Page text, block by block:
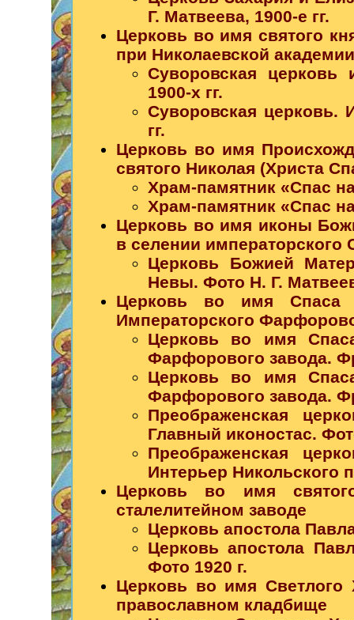
Г. Матвеева, 1900-е гг.
Церковь во имя святого
при Николаевской
Суворовская
1900-х гг.
Суворовская церковь.
гг.
Церковь во имя
святого Николая (Христа
Храм-памятник «Спас
Храм-памятник «Спас
Церковь во имя иконы
в селении императорского
Церковь Божией
Невы. Фото Н. Г.
Церковь во имя Спаса
Императорского
Церковь во имя
Фарфорового завода.
Церковь во имя
Фарфорового завода.
Преображенская
Главный иконостас.
Преображенская
Интерьер Никольского
Церковь во имя
сталелитейном заводе
Церковь апостола
Церковь апостола
Фото 1920 г.
Церковь во имя Светлого
православном кладбище